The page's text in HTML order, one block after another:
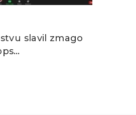
slavil zmago